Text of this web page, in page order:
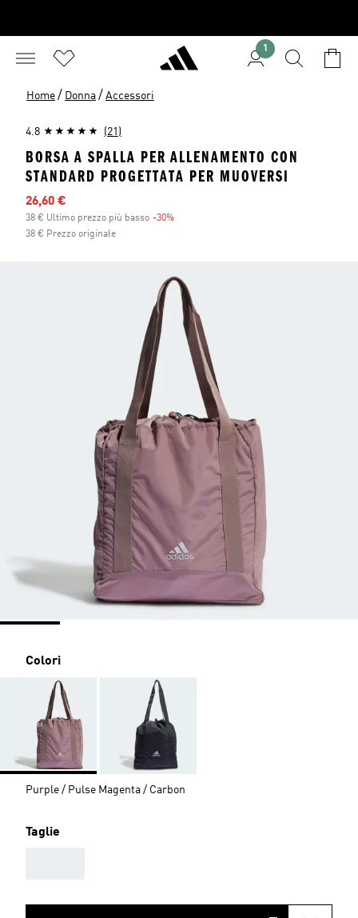
1
Home / Donna / Accessori
4.8 (21)
BORSA A SPALLA PER ALLENAMENTO CON
STANDARD PROGETTATA PER MUOVERSI
Prezzo scontato
26,60 €
38 € Ultimo prezzo più basso -30%
38 € Prezzo originale
Colori
Purple / Pulse Magenta / Carbon
Taglie